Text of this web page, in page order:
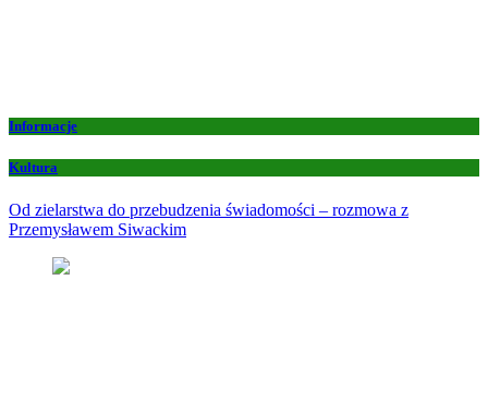
Informacje
Kultura
Od zielarstwa do przebudzenia świadomości – rozmowa z
Przemysławem Siwackim